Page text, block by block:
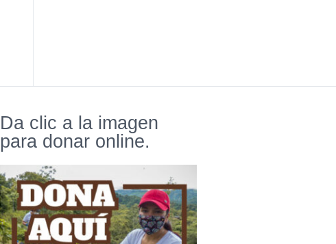
Da clic a la imagen
para donar online.